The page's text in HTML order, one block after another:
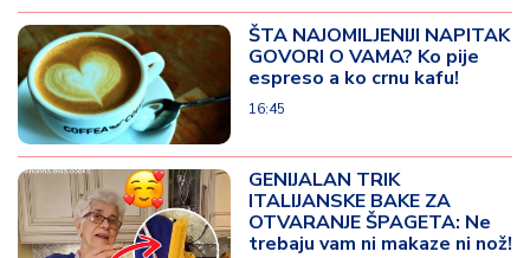
ŠTA NAJOMILJENIJI NAPITAK
GOVORI O VAMA? Ko pije
espreso a ko crnu kafu!
16:45
GENIJALAN TRIK
ITALIJANSKE BAKE ZA
OTVARANJE ŠPAGETA: Ne
trebaju vam ni makaze ni nož!